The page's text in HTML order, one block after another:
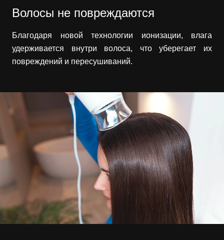
Волосы не повреждаются
Благодаря новой технологии ионизации, влага
удерживается внутри волоса, что уберегает их
повреждений и пересушиваний.